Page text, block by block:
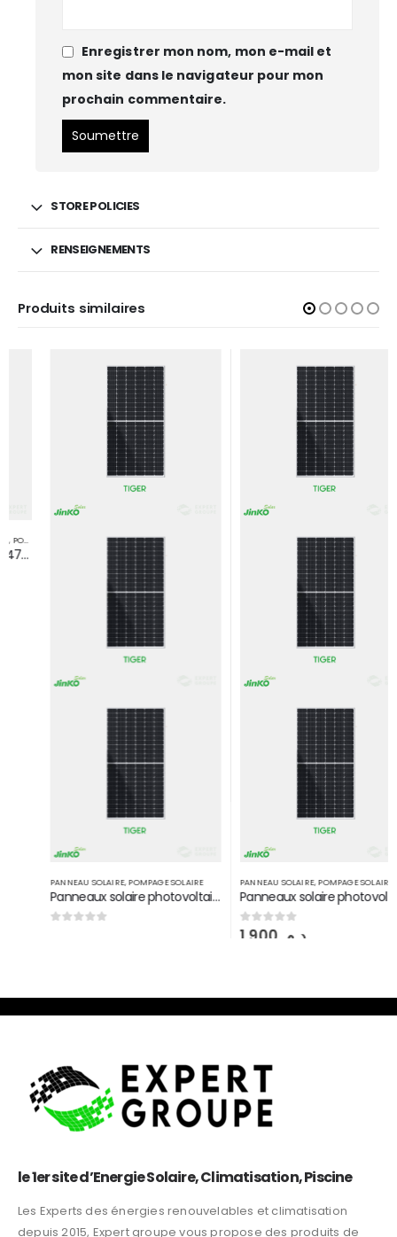
Enregistrer mon nom, mon e-mail et
mon site dans le navigateur pour mon
prochain commentaire.
STORE POLICIES
RENSEIGNEMENTS
Produits similaires
PANNEAU SOLAIRE,POMPAGE SOLAIRE
Panneaux solaire photovoltaique JINKO SOLAR 460 W TIGER PRO Mono perc half cells
PANNEAU SOLAIRE,POMPAGE SOLAIRE
Panneaux solaire photovoltaique JINKO SOLAR 465 W TIGER PRO Mono perc half cells
sur 5 د.م.1.900
Les Experts des énergies renouvelables et climatisation